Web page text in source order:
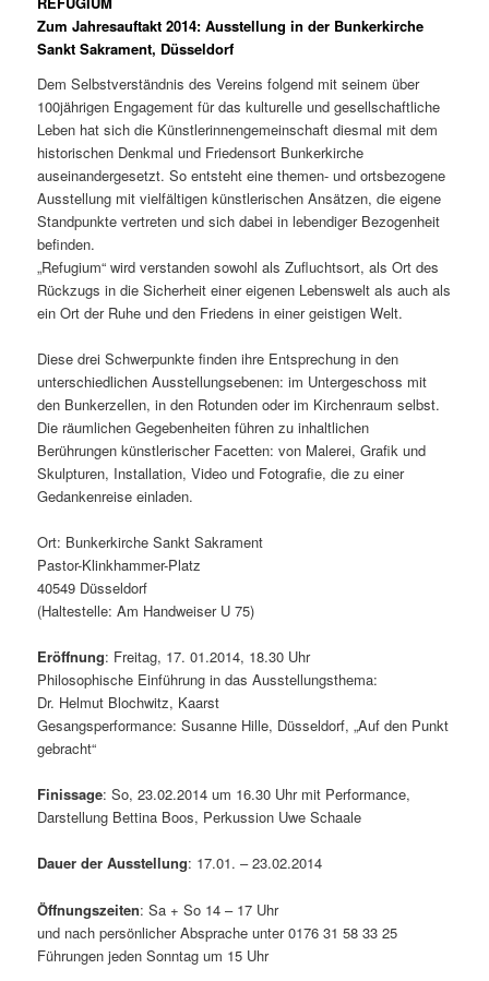
Zum Jahresauftakt 2014: Ausstellung in der Bunkerkirche
Sankt Sakrament, Düsseldorf
Dem Selbstverständnis des Vereins folgend mit seinem über
100jährigen Engagement für das kulturelle und gesellschaftliche
Leben hat sich die Künstlerinnengemeinschaft diesmal mit dem
historischen Denkmal und Friedensort Bunkerkirche
auseinandergesetzt. So entsteht eine themen- und ortsbezogene
Ausstellung mit vielfältigen künstlerischen Ansätzen, die eigene
Standpunkte vertreten und sich dabei in lebendiger Bezogenheit
befinden.
„Refugium“ wird verstanden sowohl als Zufluchtsort, als Ort des
Rückzugs in die Sicherheit einer eigenen Lebenswelt als auch als
ein Ort der Ruhe und den Friedens in einer geistigen Welt.
Diese drei Schwerpunkte finden ihre Entsprechung in den
unterschiedlichen Ausstellungsebenen: im Untergeschoss mit
den Bunkerzellen, in den Rotunden oder im Kirchenraum selbst.
Die räumlichen Gegebenheiten führen zu inhaltlichen
Berührungen künstlerischer Facetten: von Malerei, Grafik und
Skulpturen, Installation, Video und Fotografie, die zu einer
Gedankenreise einladen.
Ort: Bunkerkirche Sankt Sakrament
Pastor-Klinkhammer-Platz
40549 Düsseldorf
(Haltestelle: Am Handweiser U 75)
Eröffnung: Freitag, 17. 01.2014, 18.30 Uhr
Philosophische Einführung in das Ausstellungsthema:
Dr. Helmut Blochwitz, Kaarst
Gesangsperformance: Susanne Hille, Düsseldorf, „Auf den Punkt
gebracht“
Finissage: So, 23.02.2014 um 16.30 Uhr mit Performance,
Darstellung Bettina Boos, Perkussion Uwe Schaale
Dauer der Ausstellung: 17.01. – 23.02.2014
Öffnungszeiten: Sa + So 14 – 17 Uhr
und nach persönlicher Absprache unter 0176 31 58 33 25
Führungen jeden Sonntag um 15 Uhr